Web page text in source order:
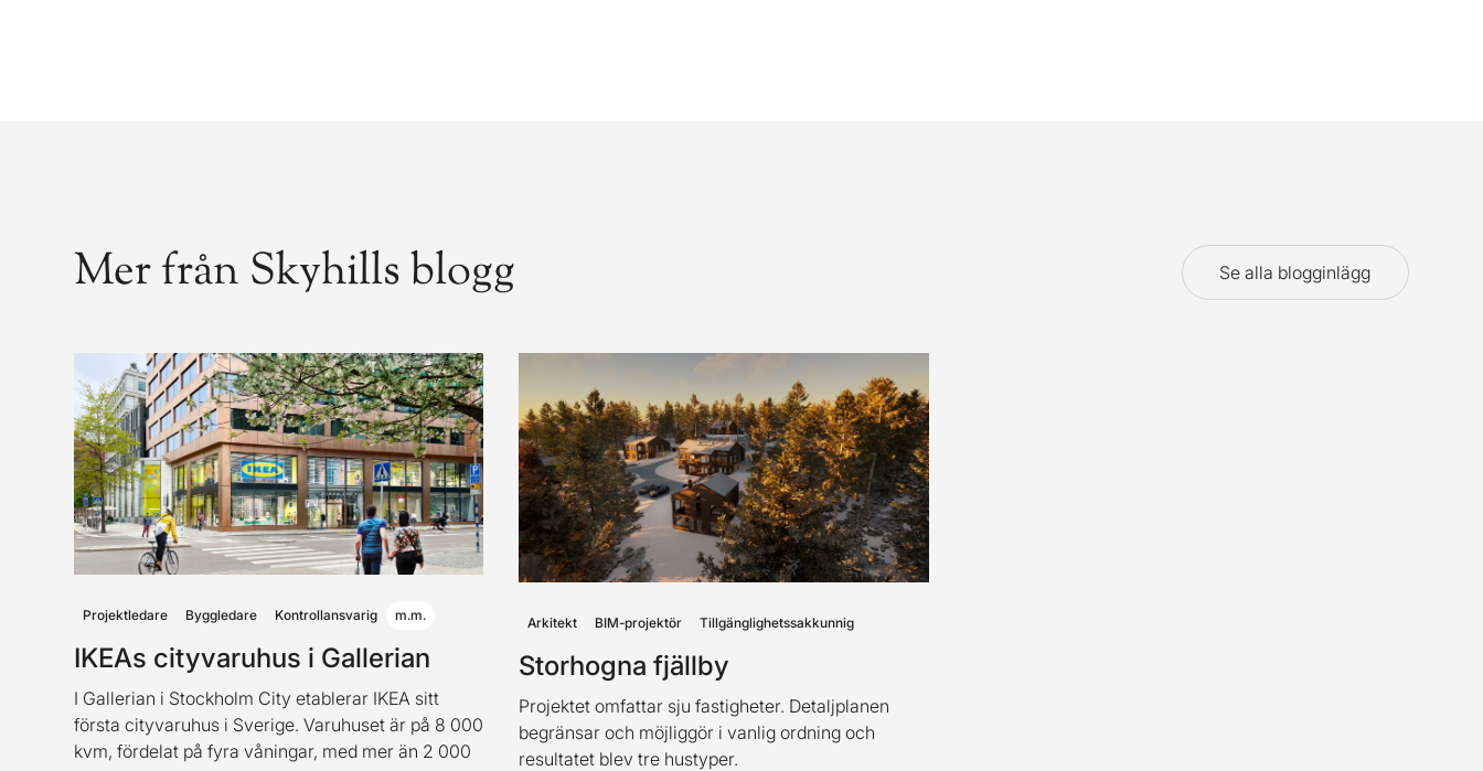
Mer från Skyhills blogg Se alla blogginlägg
Projektledare Byggledare Kontrollansvarig m.m.
IKEAs cityvaruhus i Gallerian
I Gallerian i Stockholm City etablerar IKEA sitt
första cityvaruhus i Sverige. Varuhuset är på 8 000
kvm, fördelat på fyra våningar, med mer än 2 000
Arkitekt BIM-projektör Tillgänglighetssakkunnig
Storhogna fjällby
Projektet omfattar sju fastigheter. Detaljplanen
begränsar och möjliggör i vanlig ordning och
resultatet blev tre hustyper.